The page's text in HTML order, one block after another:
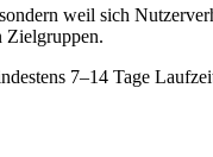
weil sich
Zielgruppen.
7–14 Tage